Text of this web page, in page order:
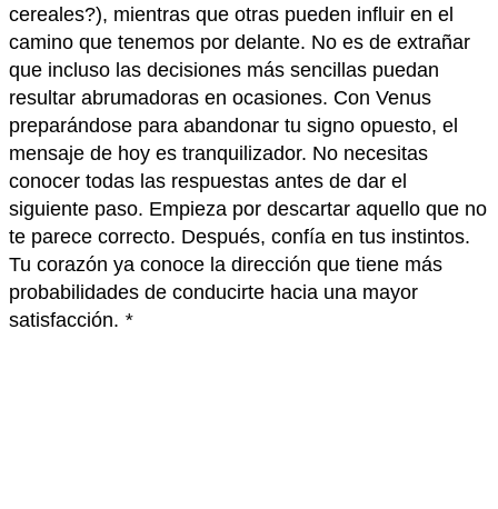
cereales?), mientras que otras pueden influir en el
camino que tenemos por delante. No es de extrañar
que incluso las decisiones más sencillas puedan
resultar abrumadoras en ocasiones. Con Venus
preparándose para abandonar tu signo opuesto, el
mensaje de hoy es tranquilizador. No necesitas
conocer todas las respuestas antes de dar el
siguiente paso. Empieza por descartar aquello que no
te parece correcto. Después, confía en tus instintos.
Tu corazón ya conoce la dirección que tiene más
probabilidades de conducirte hacia una mayor
satisfacción. *